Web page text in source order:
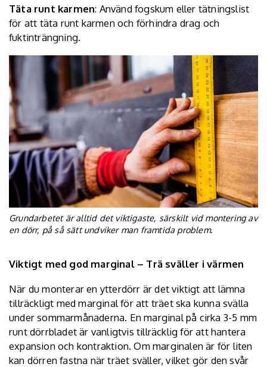
Täta runt karmen: Använd fogskum eller tätningslist
för att täta runt karmen och förhindra drag och
fuktinträngning.
Grundarbetet är alltid det viktigaste, särskilt vid montering av
en dörr, på så sätt undviker man framtida problem.
Viktigt med god marginal – Trä sväller i värmen
När du monterar en ytterdörr är det viktigt att lämna
tillräckligt med marginal för att träet ska kunna svälla
under sommarmånaderna. En marginal på cirka 3-5 mm
runt dörrbladet är vanligtvis tillräcklig för att hantera
expansion och kontraktion. Om marginalen är för liten
kan dörren fastna när träet sväller, vilket gör den svår